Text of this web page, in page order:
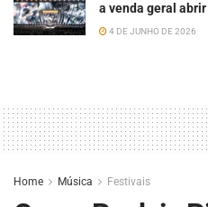
a venda geral abrir
4 DE JUNHO DE 2026
Home Música Festivais